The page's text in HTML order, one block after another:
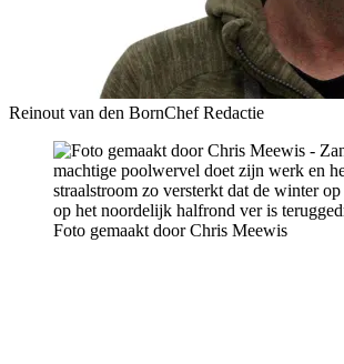
Reinout van den BornChef Redactie
Foto gemaakt door Chris Meewis